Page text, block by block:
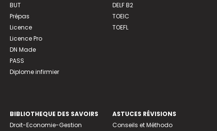
BUT
Prépas
Licence
Licence Pro
DN Made
PASS
Diplome infirmier
DELF B2
TOEIC
TOEFL
BIBLIOTHEQUE DES SAVOIRS
Droit-Economie-Gestion
ASTUCES RÉVISIONS
Conseils et Méthodo